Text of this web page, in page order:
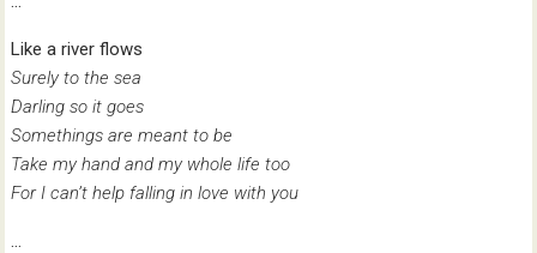
Like a river flows
Surely to the sea
Darling so it goes
Somethings are meant to be
Take my hand and my whole life too
For I can’t help falling in love with you
…